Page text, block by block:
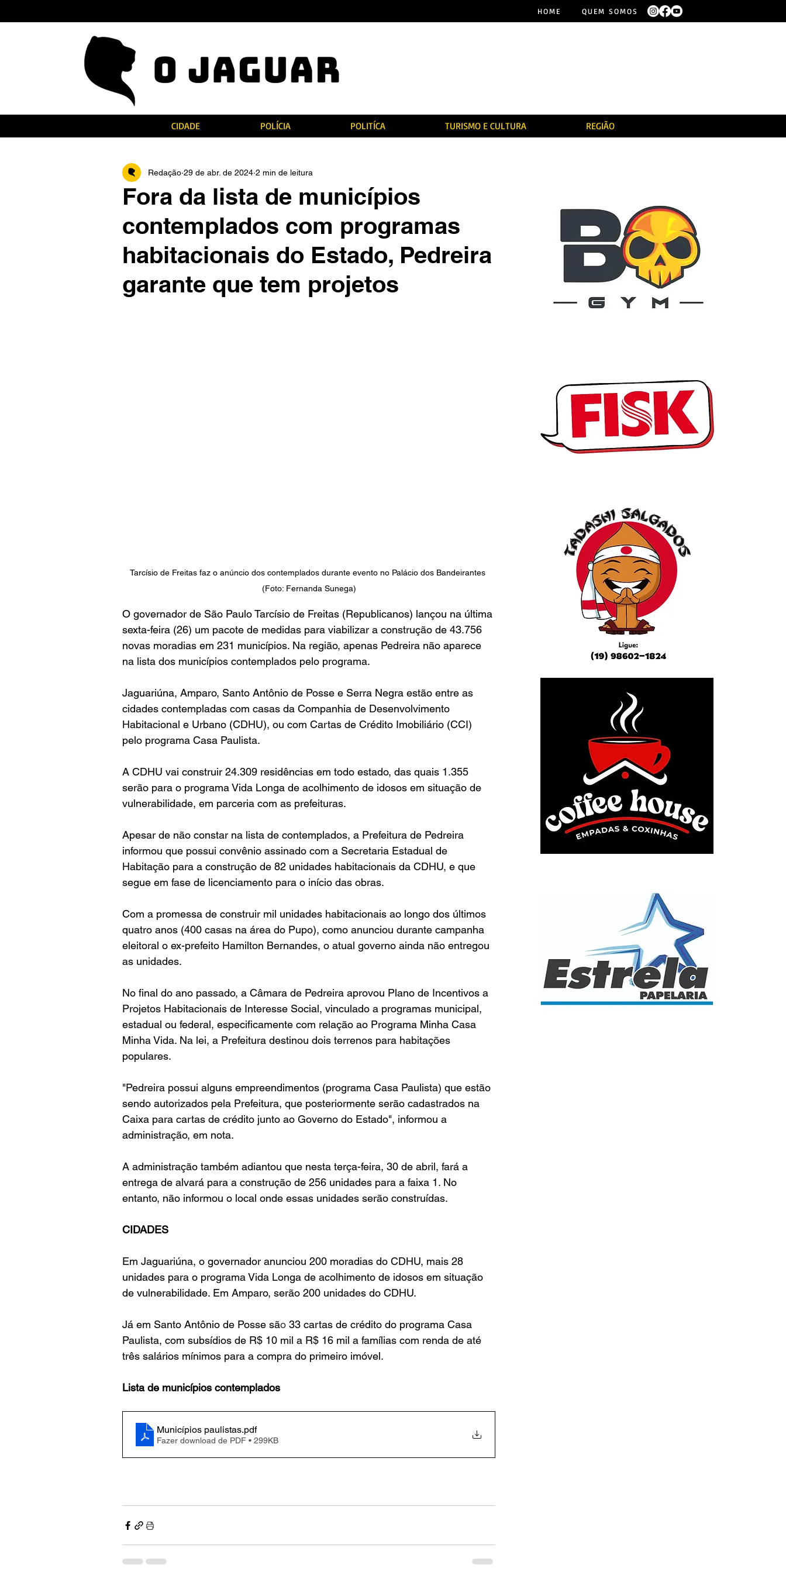
HOME QUEM SOMOS
CIDADE POLÍCIA POLITÍCA TURISMO E CULTURA REGIÃO
Fora da lista de municípios
contemplados com programas
habitacionais do Estado, Pedreira
garante que tem projetos
Redação 29 de abr. de 2024 2 min de leitura
Tarcísio de Freitas faz o anúncio dos contemplados durante evento no Palácio dos Bandeirantes
(Foto: Fernanda Sunega)
O governador de São Paulo Tarcísio de Freitas (Republicanos) lançou na última
sexta-feira (26) um pacote de medidas para viabilizar a construção de 43.756
novas moradias em 231 municípios. Na região, apenas Pedreira não aparece
na lista dos municípios contemplados pelo programa.
Jaguariúna, Amparo, Santo Antônio de Posse e Serra Negra estão entre as
cidades contempladas com casas da Companhia de Desenvolvimento
Habitacional e Urbano (CDHU), ou com Cartas de Crédito Imobiliário (CCI)
pelo programa Casa Paulista.
A CDHU vai construir 24.309 residências em todo estado, das quais 1.355
serão para o programa Vida Longa de acolhimento de idosos em situação de
vulnerabilidade, em parceria com as prefeituras.
Apesar de não constar na lista de contemplados, a Prefeitura de Pedreira
informou que possui convênio assinado com a Secretaria Estadual de
Habitação para a construção de 82 unidades habitacionais da CDHU, e que
segue em fase de licenciamento para o início das obras.
Com a promessa de construir mil unidades habitacionais ao longo dos últimos
quatro anos (400 casas na área do Pupo), como anunciou durante campanha
eleitoral o ex-prefeito Hamilton Bernandes, o atual governo ainda não entregou
as unidades.
No final do ano passado, a Câmara de Pedreira aprovou Plano de Incentivos a
Projetos Habitacionais de Interesse Social, vinculado a programas municipal,
estadual ou federal, especificamente com relação ao Programa Minha Casa
Minha Vida. Na lei, a Prefeitura destinou dois terrenos para habitações
populares.
"Pedreira possui alguns empreendimentos (programa Casa Paulista) que estão
sendo autorizados pela Prefeitura, que posteriormente serão cadastrados na
Caixa para cartas de crédito junto ao Governo do Estado", informou a
administração, em nota.
A administração também adiantou que nesta terça-feira, 30 de abril, fará a
entrega de alvará para a construção de 256 unidades para a faixa 1. No
entanto, não informou o local onde essas unidades serão construídas.
CIDADES
Em Jaguariúna, o governador anunciou 200 moradias do CDHU, mais 28
unidades para o programa Vida Longa de acolhimento de idosos em situação
de vulnerabilidade. Em Amparo, serão 200 unidades do CDHU.
Já em Santo Antônio de Posse são 33 cartas de crédito do programa Casa
Paulista, com subsídios de R$ 10 mil a R$ 16 mil a famílias com renda de até
três salários mínimos para a compra do primeiro imóvel.
Lista de municípios contemplados
Municípios paulistas.pdf
Fazer download de PDF • 299KB